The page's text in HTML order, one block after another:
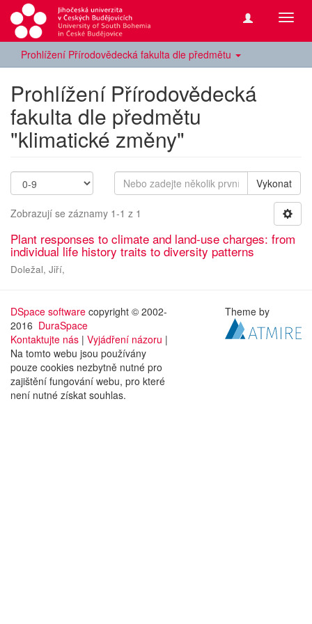
Prohlížení Přírodovědecká fakulta dle předmětu
Prohlížení Přírodovědecká
fakulta dle předmětu
"klimatické změny"
Vykonat
Zobrazují se záznamy 1-1 z 1
Plant responses to climate and land-use charges: from
individual life history traits to diversity patterns
Doležal, Jiří,
DSpace software copyright © 2002-
2016 DuraSpace
Kontaktujte nás | Vyjádření názoru |
Na tomto webu jsou používány
pouze cookies nezbytně nutné pro
zajištění fungování webu, pro které
není nutné získat souhlas.
Theme by